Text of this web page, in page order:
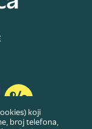
koji
broj telefona,